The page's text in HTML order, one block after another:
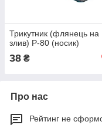
Трикутник (флянець на
злив) Р-80 (носик)
38 ₴
Про нас
Рейтинг не